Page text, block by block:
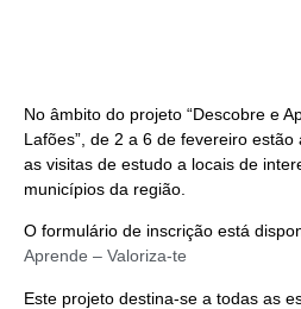
No âmbito do projeto “Descobre e
Lafões”, de 2 a 6 de fevereiro
as visitas de estudo a locais de
municípios da região.
O formulário de inscrição está
Aprende – Valoriza-te
Este projeto destina-se a todas as